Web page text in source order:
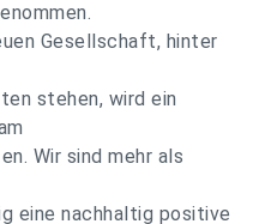
Gesellschaft, hinter
stehen, wird ein
Wir sind mehr als
eine nachhaltig positive